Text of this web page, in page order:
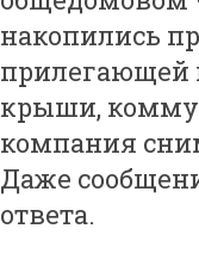
накопились
прилегающей
крыши,
компания
Даже
ответа.